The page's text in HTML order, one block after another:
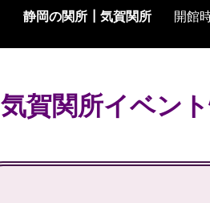
静岡の関所┃ 気賀関所 開館
気賀関所イベン